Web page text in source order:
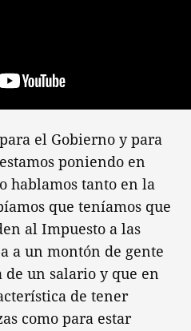
el Gobierno y para
poniendo en
hablamos tanto en la
que teníamos que
al Impuesto a las
a un montón de gente
un salario y que en
de tener
como para estar